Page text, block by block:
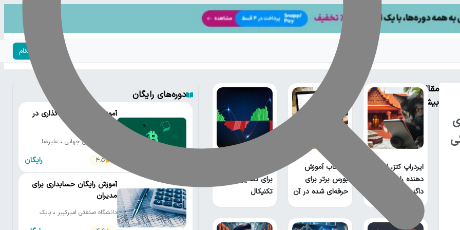
ورود | ثبت‌نام
مقالات
بیشتر
ایردراپ کتز، ادامه
دهنده راه ایردراپ
داگز
۱۰ کتاب آموزش
بورس برتر برای
حرفه‌ای شده در آن
برای تحلیل
تکنیکال
دوره‌های رایگان
آموزش جامع سرمایه‌گذاری در
بیت‌پین • علی جهانی • علیرضا
محمدی • کارن آهنگری • رضا
محمدپور • محسن صالح • محمد
4.5 رایگان
آموزش رایگان حسابداری برای
مدیران
دانشگاه صنعتی امیرکبیر • بابک